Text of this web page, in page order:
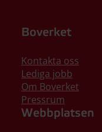
Boverket
Kontakta oss
Lediga jobb
Om Boverket
Pressrum
Webbplatsen